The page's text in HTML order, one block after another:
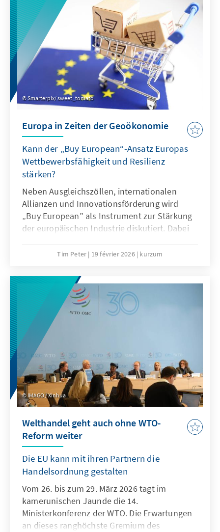
Smarterpix/ sweet_tomato
Europa in Zeiten der Geoökonomie
Kann der „Buy European“-Ansatz Europas
Wettbewerbsfähigkeit und Resilienz
stärken?
Neben Ausgleichszöllen, internationalen
Allianzen und Innovationsförderung wird
„Buy European” als Instrument zur Stärkung
der europäischen Industrie diskutiert. Dabei
und nur in eng definierten Bereichen
Kombination aus gezielten Ausgleichszöllen
bei unfairem Wettbewerb und einer offensiven
Freihandelsagenda.
Tim Peter 19 février 2026 kurzum
IMAGO / Xinhua
Welthandel geht auch ohne WTO-
Reform weiter
Die EU kann mit ihren Partnern die
Handelsordnung gestalten
Vom 26. bis zum 29. März 2026 tagt im
kamerunischen Jaunde die 14.
Ministerkonferenz der WTO. Die Erwartungen
an dieses ranghöchste Gremium des